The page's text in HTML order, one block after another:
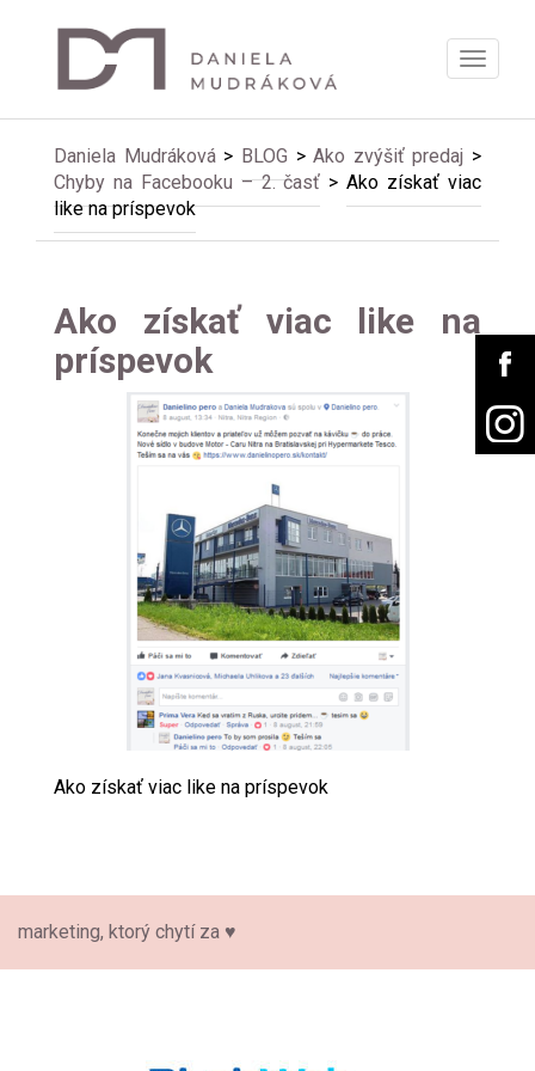
Daniela Mudráková> BLOG >Ako zvýšiť predaj >
Chyby na Facebooku – 2. časť >Ako získať viac
like na príspevok
Ako získať viac like na
príspevok
Ako získať viac like na príspevok
marketing, ktorý chytí za ♥